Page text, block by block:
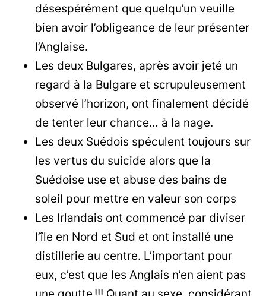
désespérément que quelqu’un veuille
bien avoir l’obligeance de leur présenter
l’Anglaise.
Les deux Bulgares, après avoir jeté un
regard à la Bulgare et scrupuleusement
observé l’horizon, ont finalement décidé
de tenter leur chance… à la nage.
Les deux Suédois spéculent toujours sur
les vertus du suicide alors que la
Suédoise use et abuse des bains de
soleil pour mettre en valeur son corps
Les Irlandais ont commencé par diviser
l’île en Nord et Sud et ont installé une
distillerie au centre. L’important pour
eux, c’est que les Anglais n’en aient pas